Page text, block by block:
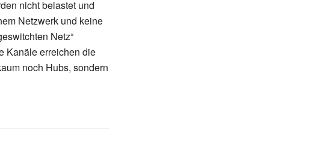
nicht belastet und
Netzwerk und keine
Netz“
Kanäle erreichen die
noch Hubs, sondern